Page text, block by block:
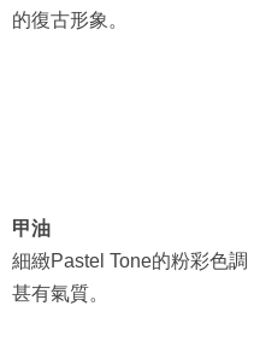
的復古形象。
甲油
細緻Pastel Tone的粉彩色調
甚有氣質。